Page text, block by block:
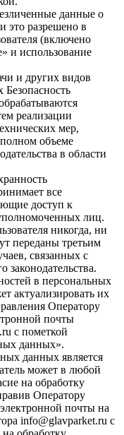
данные о
это разрешено в
(включено
и использование
и других видов
реализации
мер,
объеме
в области
все
доступ к
лиц.
никогда, ни
переданы третьим
связанных с
в персональных
актуализировать их
Оператору
почты
с пометкой
данных».
данных является
может в любой
на обработку
Оператору
почты на
info@glavparket.ru с